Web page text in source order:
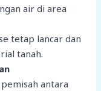
air di area
tetap lancar dan
tanah.
antara